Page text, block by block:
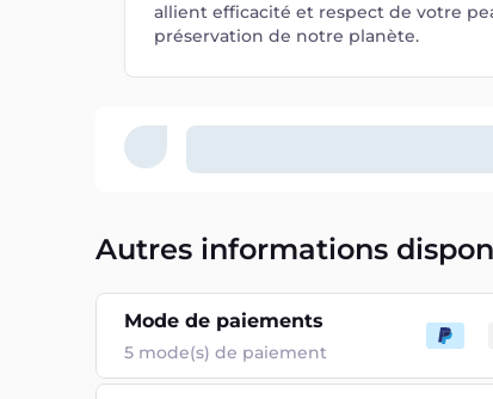
allient efficacité et respect de votre
préservation de notre planète.
Autres informations
Mode de paiements
5 mode(s) de paiement